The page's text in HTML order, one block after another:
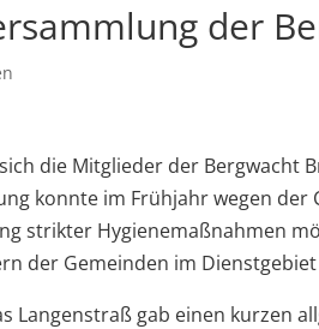
der
die Mitglieder der
konnte im Frühjahr wegen
strikter Hygienemaßnahmen
der Gemeinden im
Langenstraß gab einen kurzen